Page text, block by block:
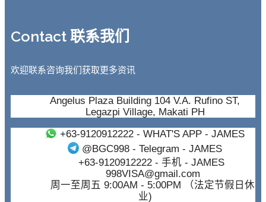
Contact 联系我们
欢迎联系咨询我们获取更多资讯
Angelus Plaza Building 104 V.A. Rufino ST,
Legazpi Village, Makati PH
+63-9120912222- WHAT'S APP - JAMES
@BGC998 - Telegram - JAMES
+63-9120912222- 手机 - JAMES
998VISA@gmail.com
周一至周五 9:00AM - 5:00PM （法定节假日休
业)